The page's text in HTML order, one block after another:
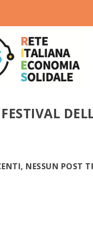
FESTIVAL
NESSUN POST